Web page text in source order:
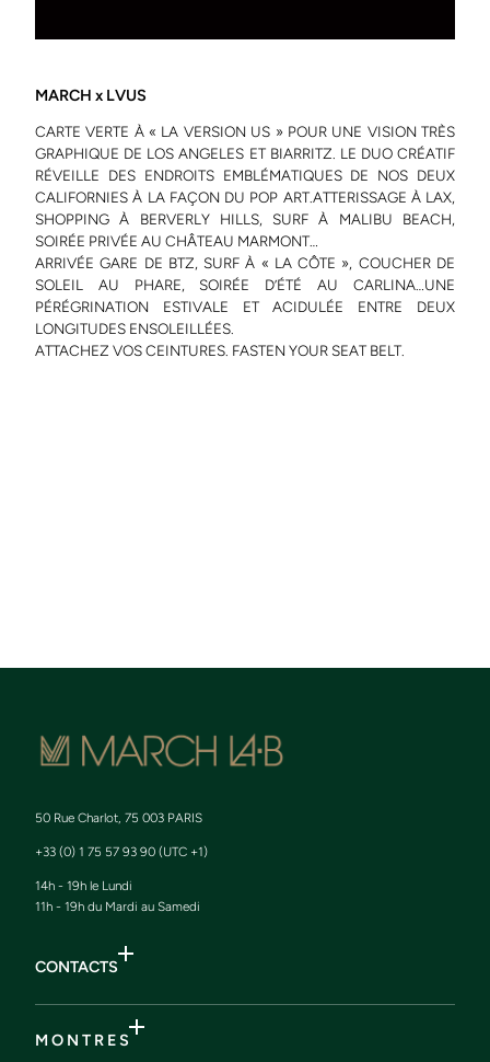
MARCH x LVUS
CARTE VERTE À « LA VERSION US » POUR UNE VISION TRÈS
GRAPHIQUE DE LOS ANGELES ET BIARRITZ. LE DUO CRÉATIF
RÉVEILLE DES ENDROITS EMBLÉMATIQUES DE NOS DEUX
CALIFORNIES À LA FAÇON DU POP ART.ATTERISSAGE À LAX,
SHOPPING À BERVERLY HILLS, SURF À MALIBU BEACH,
SOIRÉE PRIVÉE AU CHÂTEAU MARMONT…
ARRIVÉE GARE DE BTZ, SURF À « LA CÔTE », COUCHER DE
SOLEIL AU PHARE, SOIRÉE D’ÉTÉ AU CARLINA…UNE
PÉRÉGRINATION ESTIVALE ET ACIDULÉE ENTRE DEUX
LONGITUDES ENSOLEILLÉES.
ATTACHEZ VOS CEINTURES. FASTEN YOUR SEAT BELT.
50 Rue Charlot, 75 003 PARIS
+33 (0) 1 75 57 93 90 (UTC +1)
14h - 19h le Lundi
11h - 19h du Mardi au Samedi
CONTACTS
M O N T R E S